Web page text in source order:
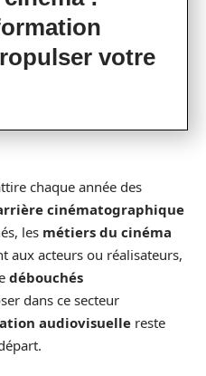
votre
chaque année des
cinématographique
les métiers du cinéma
aux acteurs ou réalisateurs,
débouchés
dans ce secteur
audiovisuelle reste